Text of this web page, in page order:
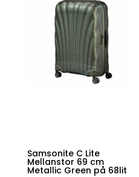
Samsonite C Lite
Mellanstor 69 cm
Metallic Green på 68lit